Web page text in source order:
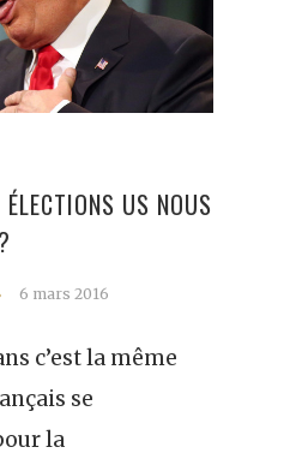
US NOUS
6 mars 2016
c’est la même
se
la